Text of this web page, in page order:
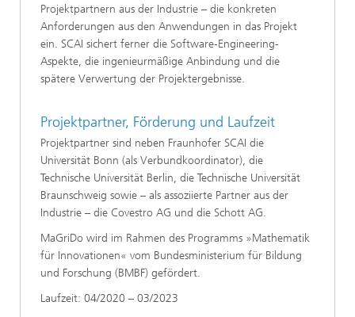
Projektpartnern aus der Industrie – die konkreten
Anforderungen aus den Anwendungen in das Projekt
ein. SCAI sichert ferner die Software-Engineering-
Aspekte, die ingenieurmäßige Anbindung und die
spätere Verwertung der Projektergebnisse.
Projektpartner, Förderung und Laufzeit
Projektpartner sind neben Fraunhofer SCAI die
Universität Bonn (als Verbundkoordinator), die
Technische Universität Berlin, die Technische Universität
Braunschweig sowie – als assoziierte Partner aus der
Industrie – die Covestro AG und die Schott AG.
MaGriDo wird im Rahmen des Programms »Mathematik
für Innovationen« vom Bundesministerium für Bildung
und Forschung (BMBF) gefördert.
Laufzeit: 04/2020 – 03/2023